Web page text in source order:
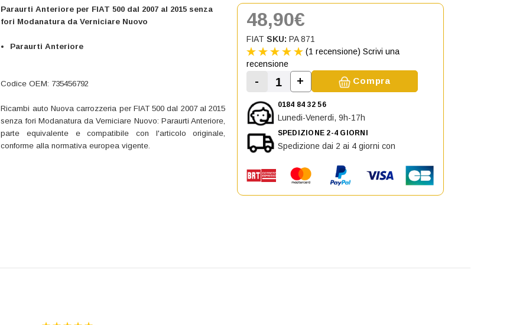
Paraurti Anteriore per FIAT 500 dal 2007 al 2015 senza
fori Modanatura da Verniciare Nuovo
Paraurti Anteriore
Codice OEM: 735456792
Ricambi auto Nuova carrozzeria per FIAT 500 dal 2007 al 2015
senza fori Modanatura da Verniciare Nuovo: Paraurti Anteriore,
parte equivalente e compatibile con l'articolo originale,
conforme alla normativa europea vigente.
48,90€
FIAT SKU: PA 871
(1 recensione) Scrivi una
recensione
Diminuisci la quantità di Paraurti Anteriore per FIAT
-
Aumenta la quantità di Paraurti Anteriore per
+ Compra
0184 84 32 56
Lunedi-Venerdi, 9h-17h
SPEDIZIONE 2-4 GIORNI
Spedizione dai 2 ai 4 giorni con